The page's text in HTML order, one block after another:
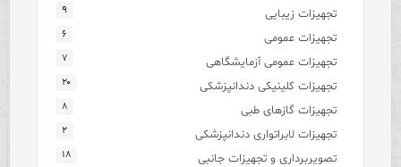
تجهیزات زیبایی ۹
تجهیزات عمومی ۶
تجهیزات عمومی آزمایشگاهی ۷
تجهیزات کلینیکی دندانپزشکی ۲۰
تجهیزات گازهای طبی ۸
تجهیزات لابراتواری دندانپزشکی ۲
تصویربرداری و تجهیزات جانبی ۱۸